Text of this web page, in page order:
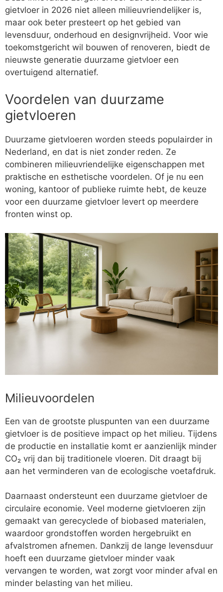
gietvloer in 2026 niet alleen milieuvriendelijker is,
maar ook beter presteert op het gebied van
levensduur, onderhoud en designvrijheid. Voor wie
toekomstgericht wil bouwen of renoveren, biedt de
nieuwste generatie duurzame gietvloer een
overtuigend alternatief.
Voordelen van duurzame
gietvloeren
Duurzame gietvloeren worden steeds populairder in
Nederland, en dat is niet zonder reden. Ze
combineren milieuvriendelijke eigenschappen met
praktische en esthetische voordelen. Of je nu een
woning, kantoor of publieke ruimte hebt, de keuze
voor een duurzame gietvloer levert op meerdere
fronten winst op.
Milieuvoordelen
Een van de grootste pluspunten van een duurzame
gietvloer is de positieve impact op het milieu. Tijdens
de productie en installatie komt er aanzienlijk minder
CO₂ vrij dan bij traditionele vloeren. Dit draagt bij
aan het verminderen van de ecologische voetafdruk.
Daarnaast ondersteunt een duurzame gietvloer de
circulaire economie. Veel moderne gietvloeren zijn
gemaakt van gerecyclede of biobased materialen,
waardoor grondstoffen worden hergebruikt en
afvalstromen afnemen. Dankzij de lange levensduur
hoeft een duurzame gietvloer minder vaak
vervangen te worden, wat zorgt voor minder afval en
minder belasting van het milieu.